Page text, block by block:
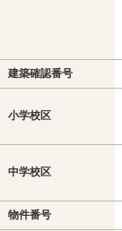
建築確認番号
小学校区
中学校区
物件番号